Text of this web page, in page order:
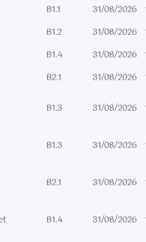
B1.1 31/08/2026
B1.2 31/08/2026
B1.4 31/08/2026
B2.1 31/08/2026
B1.3 31/08/2026
B1.3 31/08/2026
B2.1 31/08/2026
B1.4 31/08/2026